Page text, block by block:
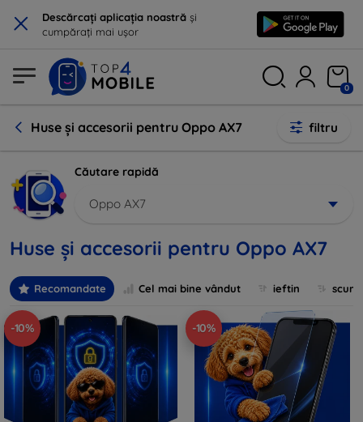
× Descărcați aplicația noastră și
cumpărați mai ușor
0
Huse și accesorii pentru Oppo AX7 filtru
Căutare rapidă
Oppo AX7
Huse și accesorii pentru Oppo AX7
Recomandate Cel mai bine vândut ieftin
-10% -10%